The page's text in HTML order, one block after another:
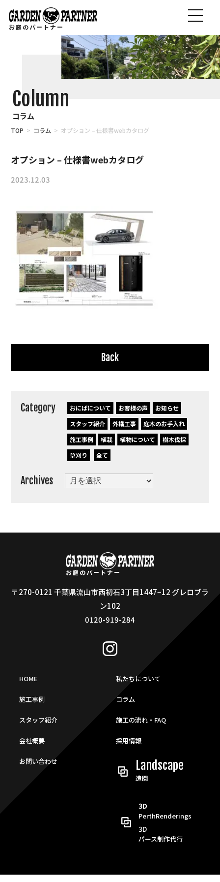
お庭のパートナー
Column
コラム
TOP > コラム > オプション – 仕様書webカタログ
オプション – 仕様書webカタログ
2023.12.03
Back
Category おにぱについて お客様の声
お知らせ
スタッフ紹介
外構工事
庭木のお手入れ
施工事例
植栽 植物について
樹木伐採
草刈り
全て
Archives Archives
お庭のパートナー
〒270-0121 千葉県流山市西初石3丁目1447−12 グレロブラ
ン102
0120-919-284
HOME 私たちについて
施工事例 コラム
スタッフ紹介 施工の流れ・FAQ
会社概要 採用情報
お問い合わせ Landscape
造園
3D
PerthRenderings
3D
パース制作代行